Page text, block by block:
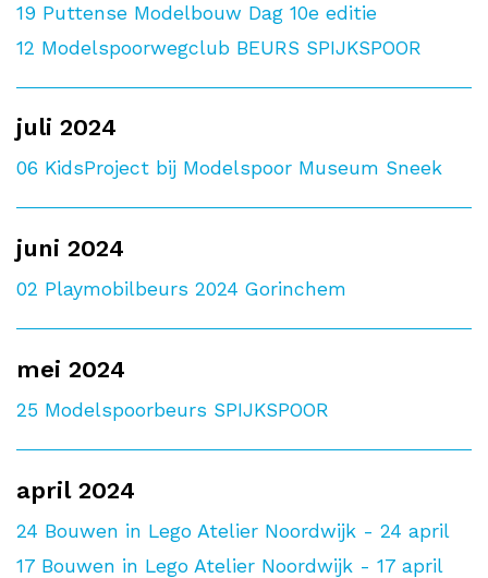
19 Puttense Modelbouw Dag 10e editie
12 Modelspoorwegclub BEURS SPIJKSPOOR
juli 2024
06 KidsProject bij Modelspoor Museum Sneek
juni 2024
02 Playmobilbeurs 2024 Gorinchem
mei 2024
25 Modelspoorbeurs SPIJKSPOOR
april 2024
24 Bouwen in Lego Atelier Noordwijk - 24 april
17 Bouwen in Lego Atelier Noordwijk - 17 april